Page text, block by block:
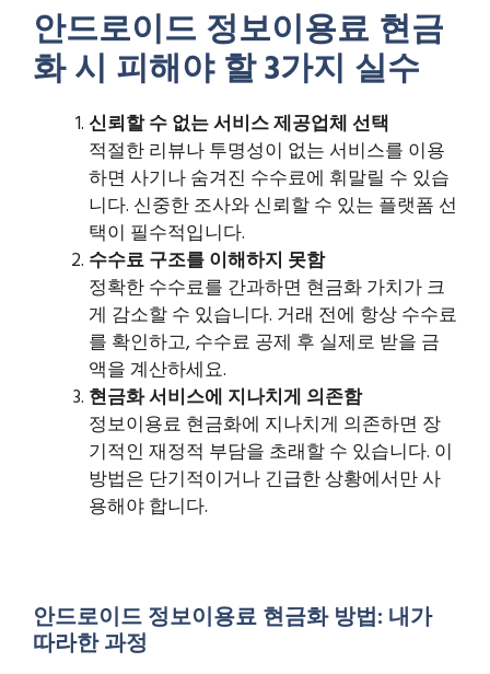
안드로이드 정보이용료 현금
화 시 피해야 할 3가지 실수
신뢰할 수 없는 서비스 제공업체 선택
적절한 리뷰나 투명성이 없는 서비스를 이용
하면 사기나 숨겨진 수수료에 휘말릴 수 있습
니다. 신중한 조사와 신뢰할 수 있는 플랫폼 선
택이 필수적입니다.
수수료 구조를 이해하지 못함
정확한 수수료를 간과하면 현금화 가치가 크
게 감소할 수 있습니다. 거래 전에 항상 수수료
를 확인하고, 수수료 공제 후 실제로 받을 금
액을 계산하세요.
현금화 서비스에 지나치게 의존함
정보이용료 현금화에 지나치게 의존하면 장
기적인 재정적 부담을 초래할 수 있습니다. 이
방법은 단기적이거나 긴급한 상황에서만 사
용해야 합니다.
안드로이드 정보이용료 현금화 방법: 내가
따라한 과정